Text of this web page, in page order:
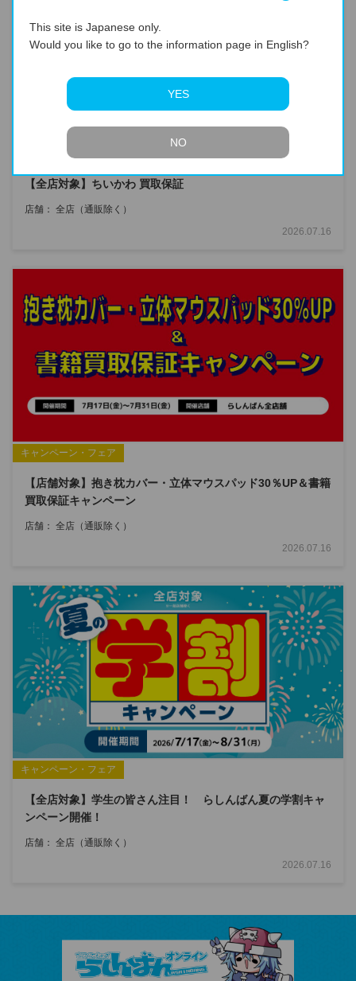
キャンペーン・フェア
【全店対象】ちいかわ 買取保証
店舗： 全店（通販除く）
2026.07.16
キャンペーン・フェア
【店舗対象】抱き枕カバー・立体マウスパッド30％UP＆書籍
買取保証キャンペーン
店舗： 全店（通販除く）
2026.07.16
キャンペーン・フェア
【全店対象】学生の皆さん注目！ らしんばん夏の学割キャ
ンペーン開催！
店舗： 全店（通販除く）
2026.07.16
This site is Japanese only.
Would you like to go to the information page in English?
YES
NO